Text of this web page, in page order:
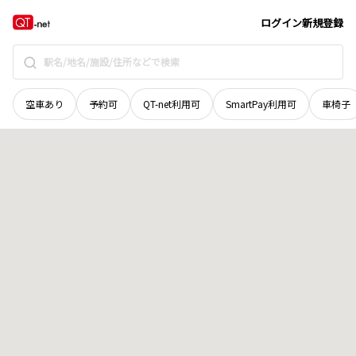
ログイン新規登録
空車あり 予約可 QT-net利用可 SmartPay利用可 車椅子
北海道